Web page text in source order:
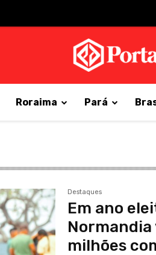
Roraima Pará
Destaques
Em ano
Normandia
milhões